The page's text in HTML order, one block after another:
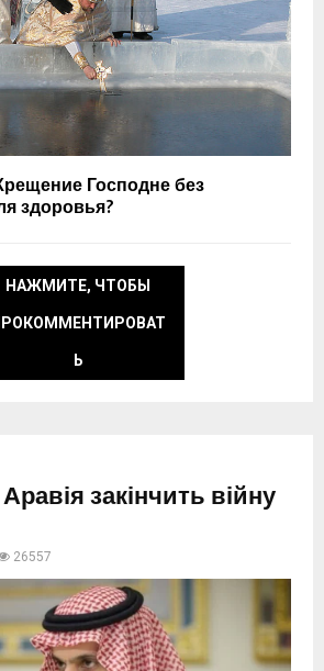
Господне без
здоровья?
НАЖМИТЕ, ЧТОБЫ
Ь
закінчить війну
26557